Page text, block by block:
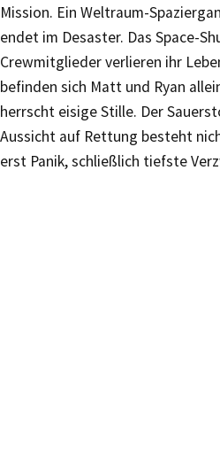
Mission. Ein Weltraum-
endet im Desaster. Das Space-
Crewmitglieder verlieren ihr
befinden sich Matt und Ryan
herrscht eisige Stille. Der
Aussicht auf Rettung besteht
erst Panik, schließlich tiefste